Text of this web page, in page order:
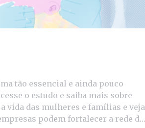
tão essencial e ainda pouco
o estudo e saiba mais sobre
vida das mulheres e famílias e veja
podem fortalecer a rede de